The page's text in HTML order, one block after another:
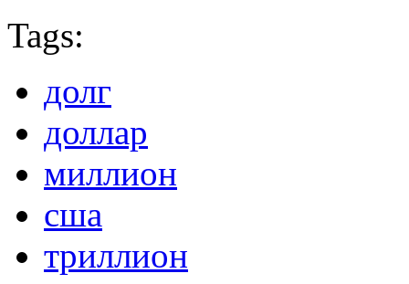
Tags:
долг
доллар
миллион
сша
триллион